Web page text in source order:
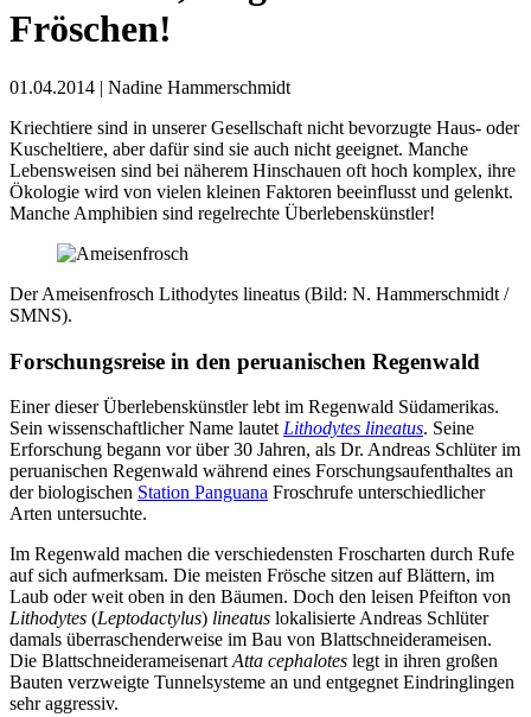
Fröschen!
01.04.2014 | Nadine Hammerschmidt
Kriechtiere sind in unserer Gesellschaft nicht bevorzugte Haus- oder
Kuscheltiere, aber dafür sind sie auch nicht geeignet. Manche
Lebensweisen sind bei näherem Hinschauen oft hoch komplex, ihre
Ökologie wird von vielen kleinen Faktoren beeinflusst und gelenkt.
Manche Amphibien sind regelrechte Überlebenskünstler!
Der Ameisenfrosch Lithodytes lineatus (Bild: N. Hammerschmidt /
SMNS).
Forschungsreise in den peruanischen Regenwald
Einer dieser Überlebenskünstler lebt im Regenwald Südamerikas.
Sein wissenschaftlicher Name lautet Lithodytes lineatus. Seine
Erforschung begann vor über 30 Jahren, als Dr. Andreas Schlüter im
peruanischen Regenwald während eines Forschungsaufenthaltes an
der biologischen Station Panguana Froschrufe unterschiedlicher
Arten untersuchte.
Im Regenwald machen die verschiedensten Froscharten durch Rufe
auf sich aufmerksam. Die meisten Frösche sitzen auf Blättern, im
Laub oder weit oben in den Bäumen. Doch den leisen Pfeifton von
Lithodytes (Leptodactylus) lineatus lokalisierte Andreas Schlüter
damals überraschenderweise im Bau von Blattschneiderameisen.
Die Blattschneiderameisenart Atta cephalotes legt in ihren großen
Bauten verzweigte Tunnelsysteme an und entgegnet Eindringlingen
sehr aggressiv.